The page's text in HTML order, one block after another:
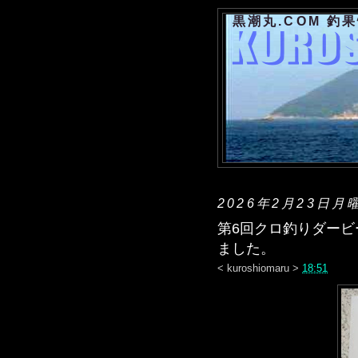
黒潮丸.COM 釣
2026年2月23日月
第6回クロ釣りダー
ました。
< kuroshiomaru > 18:51